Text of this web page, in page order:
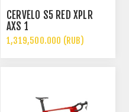
CERVÉLO S5 RED XPLR
AXS 1
1,319,500.000 (RUB)